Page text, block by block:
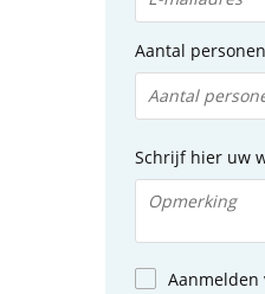
Aantal personen
Schrijf hier uw
Aanmelden